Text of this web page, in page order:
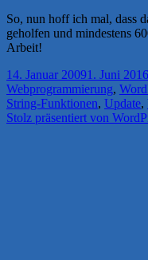
So, nun hoff ich mal, dass
geholfen und mindestens
Arbeit!
Veröffentlicht
am
14. Januar 20091. Juni 2016
Webprogrammierung,
String-Funktionen, Update,
Stolz präsentiert von